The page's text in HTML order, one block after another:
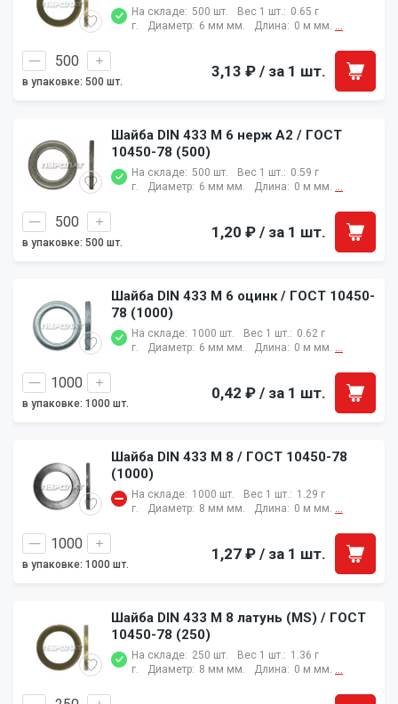
На складе: 500 шт. Вес 1 шт.: 0.65 г
г.
Диаметр: 6 мм мм. Длина: 0 м мм. ...
в упаковке: 500 шт.
3,13 ₽ / за 1 шт.
Шайба DIN 433 M 6 нерж A2 / ГОСТ
10450-78 (500)
На складе: 500 шт. Вес 1 шт.: 0.59 г
г.
Диаметр: 6 мм мм. Длина: 0 м мм. ...
в упаковке: 500 шт.
1,20 ₽ / за 1 шт.
Шайба DIN 433 M 6 оцинк / ГОСТ 10450-
78 (1000)
На складе: 1000 шт. Вес 1 шт.: 0.62 г
г.
Диаметр: 6 мм мм. Длина: 0 м мм. ...
в упаковке: 1000 шт.
0,42 ₽ / за 1 шт.
Шайба DIN 433 M 8 / ГОСТ 10450-78
(1000)
На складе: 1000 шт. Вес 1 шт.: 1.29 г
г.
Диаметр: 8 мм мм. Длина: 0 м мм. ...
в упаковке: 1000 шт.
1,27 ₽ / за 1 шт.
Шайба DIN 433 M 8 латунь (MS) / ГОСТ
10450-78 (250)
На складе: 250 шт. Вес 1 шт.: 1.36 г
г.
Диаметр: 8 мм мм. Длина: 0 м мм. ...